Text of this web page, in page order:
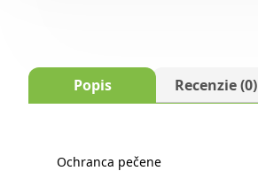
Popis Recenzie (0)
Ochranca pečene